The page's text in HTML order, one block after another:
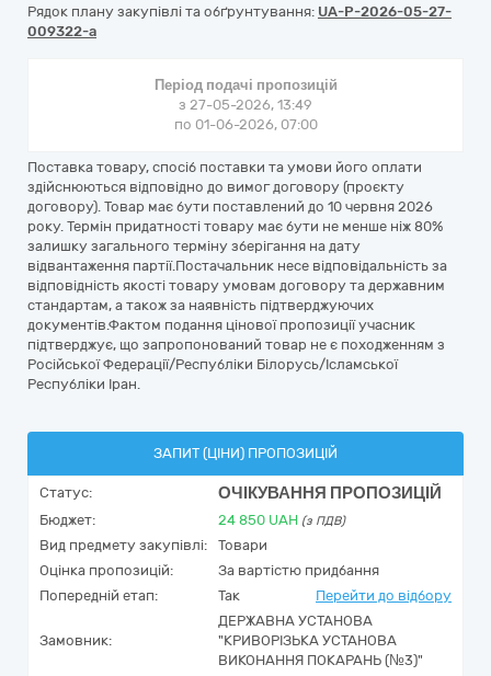
Рядок плану закупівлі та обґрунтування: UA-P-2026-05-27-
009322-a
Період подачі пропозицій
з 27-05-2026, 13:49
по 01-06-2026, 07:00
Поставка товару, спосіб поставки та умови його оплати
здійснюються відповідно до вимог договору (проєкту
договору). Товар має бути поставлений до 10 червня 2026
року. Термін придатності товару має бути не менше ніж 80%
залишку загального терміну зберігання на дату
відвантаження партії.Постачальник несе відповідальність за
відповідність якості товару умовам договору та державним
стандартам, а також за наявність підтверджуючих
документів.Фактом подання цінової пропозиції учасник
підтверджує, що запропонований товар не є походженням з
Російської Федерації/Республіки Білорусь/Ісламської
Республіки Іран.
ЗАПИТ (ЦІНИ) ПРОПОЗИЦІЙ
Статус: ОЧІКУВАННЯ ПРОПОЗИЦІЙ
Бюджет: 24 850 UAH (з ПДВ)
Вид предмету закупівлі:
Товари
Оцінка пропозицій:
За вартістю придбання
Попередній етап:
Так Перейти до відбору
Замовник:
ДЕРЖАВНА УСТАНОВА
"КРИВОРІЗЬКА УСТАНОВА
ВИКОНАННЯ ПОКАРАНЬ (№3)"